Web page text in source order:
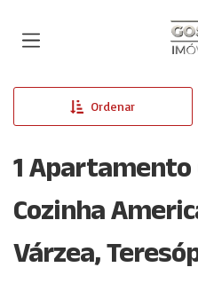
Ordenar
1 Apartamento
Cozinha
Várzea,